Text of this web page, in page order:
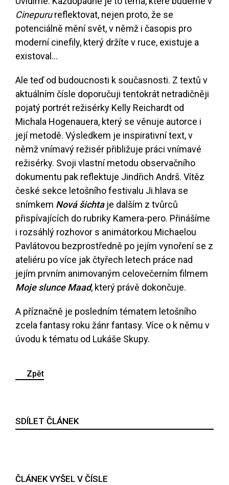
Cinepurureflektovat, nejen proto, že se
potenciálně mění svět, v němž i časopis pro
moderní cinefily, který držíte v ruce, existuje a
existoval...
Ale teď od budoucnosti k současnosti. Z textů v
aktuálním čísle doporučuji tentokrát netradičněji
pojatý portrét režisérky Kelly Reichardt od
Michala Hogenauera, který se věnuje autorce i
její metodě. Výsledkem je inspirativní text, v
němž vnímavý režisér přibližuje práci vnímavé
režisérky. Svoji vlastní metodu observačního
dokumentu pak reflektuje Jindřich Andrš. Vítěz
české sekce letošního festivalu Ji.hlava se
snímkem Nová šichtaje dalším z tvůrců
přispívajících do rubriky Kamera-pero. Přinášíme
i rozsáhlý rozhovor s animátorkou Michaelou
Pavlátovou bezprostředně po jejím vynoření se z
ateliéru po více jak čtyřech letech práce nad
jejím prvním animovaným celovečerním filmem
Moje slunce Maad, který právě dokončuje.
A příznačně je posledním tématem letošního
zcela fantasy roku žánr fantasy. Více o k němu v
úvodu k tématu od Lukáše Skupy.
Zpět
SDÍLET ČLÁNEK
ČLÁNEK VYŠEL V ČÍSLE